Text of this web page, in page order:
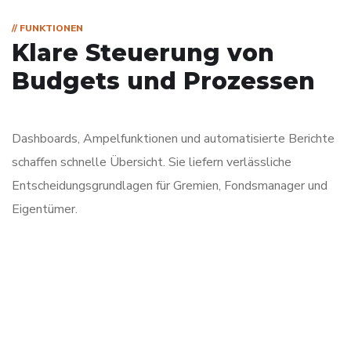
// FUNKTIONEN
Klare Steuerung von
Budgets und Prozessen
Dashboards, Ampelfunktionen und automatisierte Berichte
schaffen schnelle Übersicht. Sie liefern verlässliche
Entscheidungsgrundlagen für Gremien, Fondsmanager und
Eigentümer.